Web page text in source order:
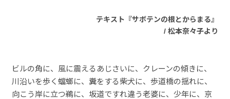
テキスト『サボテンの根とからまる』
/ 松本奈々子より
ビルの角に、風に震えるあじさいに、クレーンの傾きに、
川沿いを歩く蟷螂に、糞をする柴犬に、歩道橋の揺れに、
向こう岸に立つ鵜に、坂道ですれ違う老婆に、少年に、京